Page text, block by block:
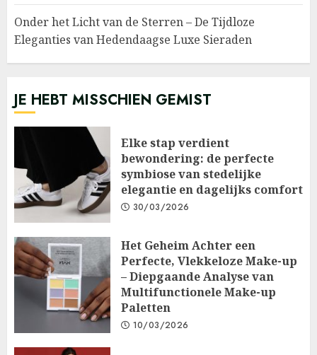
Onder het Licht van de Sterren – De Tijdloze
Eleganties van Hedendaagse Luxe Sieraden
JE HEBT MISSCHIEN GEMIST
Elke stap verdient
bewondering: de perfecte
symbiose van stedelijke
elegantie en dagelijks comfort
30/03/2026
Het Geheim Achter een
Perfecte, Vlekkeloze Make-up
– Diepgaande Analyse van
Multifunctionele Make-up
Paletten
10/03/2026